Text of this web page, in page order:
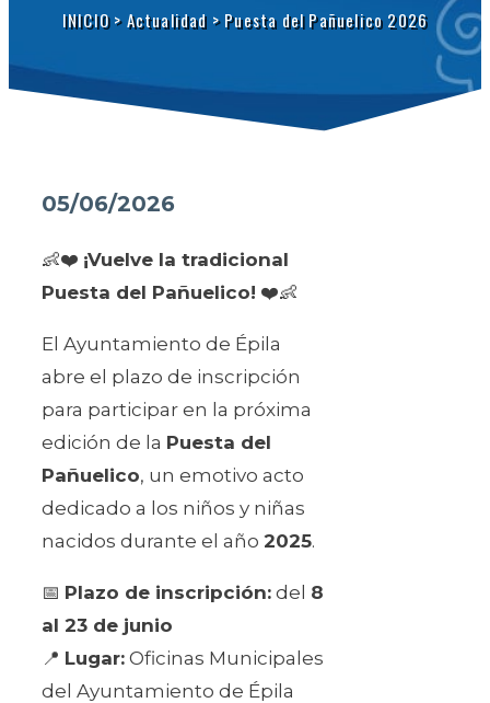
INICIO>Actualidad >Puesta del Pañuelico 2026
05/06/2026
👶❤️ ¡Vuelve la tradicional
Puesta del Pañuelico! ❤️👶
El Ayuntamiento de Épila
abre el plazo de inscripción
para participar en la próxima
edición de la Puesta del
Pañuelico, un emotivo acto
dedicado a los niños y niñas
nacidos durante el año 2025.
📅 Plazo de inscripción: del 8
al 23 de junio
📍 Lugar: Oficinas Municipales
del Ayuntamiento de Épila